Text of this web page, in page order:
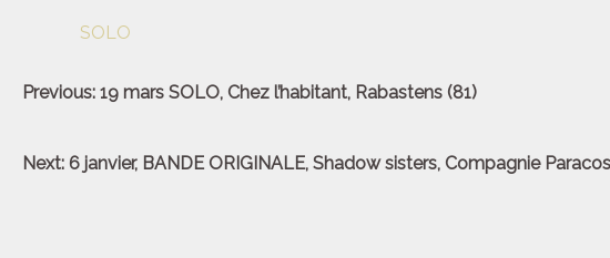
SOLO
Navigation
l’article
Previous: 19 mars SOLO, Chez l’habitant, Rabastens (81)
Next: 6 janvier, BANDE ORIGINALE, Shadow sisters, Compagnie